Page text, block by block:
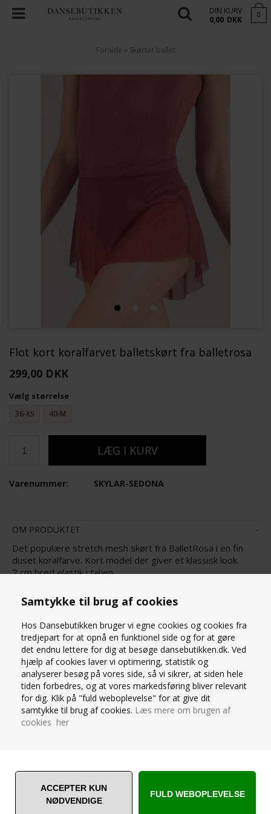
Samtykke til brug af cookies
Hos Dansebutikken bruger vi egne cookies og cookies fra
tredjepart for at opnå en funktionel side og for at gøre
det endnu lettere for dig at besøge dansebutikken.dk. Ved
hjælp af cookies laver vi optimering, statistik og
analyserer besøg på vores side, så vi sikrer, at siden hele
tiden forbedres, og at vores markedsføring bliver relevant
for dig. Klik på "fuld weboplevelse" for at give dit
samtykke til brug af cookies. Læs mere om brugen af
cookies her
DIN KURV
0,00 DKK 0
Forside » Skørter ballet
Flot kort koralfarvet balletskørt fra balletrosa
299,00 DKK
Vælg størrelse
36-XS 40-M
SKYLAR-SEDONA
Varenummer:
OM PRODUKTET
Det populære stretch mesh skørt fra BalletRosa i en fin
duset koralfarve. Kort model der giver et klassisk look.
2 cm bred elastik i taljen
STØRRELSESGUIDE
SPØRG OS